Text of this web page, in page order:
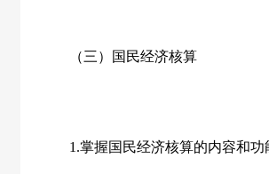
（三）国民经济核算
1.掌握国民经济核算的内容和